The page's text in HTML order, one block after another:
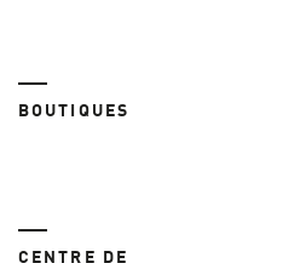
BOUTIQUES
CENTRE DE